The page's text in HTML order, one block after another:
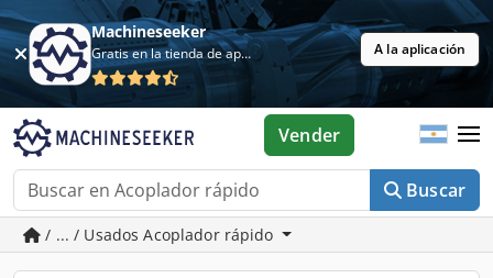
Machineseeker
Gratis en la tienda de aplicaciones A la aplicación
Buscar
Vender
/ ... / Usados Acoplador rápido